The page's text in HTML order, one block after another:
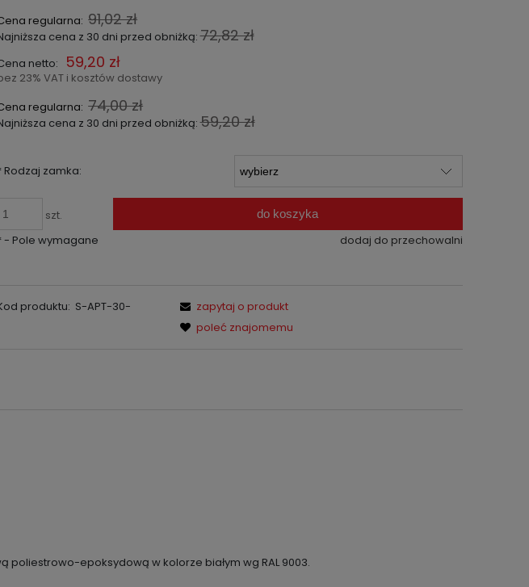
regularna: 91,02 zł
cena z 30 dni przed obniżką:72,82 zł
netto: 59,20 zł
23% VAT i kosztów dostawy
regularna: 74,00 zł
cena z 30 dni przed obniżką:59,20 zł
Rodzaj zamka:
szt. do koszyka
dodaj do przechowalni
- Pole wymagane
produktu: S-APT-30-
zapytaj o produkt
poleć znajomemu
epoksydową w kolorze białym wg RAL 9003.